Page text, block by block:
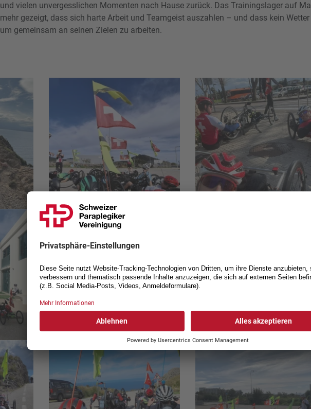
und vielen unvergesslichen Momenten nach Hause zurück. Das Trainingslager auf
mehr gezeigt, dass sich harte Arbeit und Teamgeist auszahlen – und dass kein
um gemeinsam an seinen Zielen zu arbeiten.